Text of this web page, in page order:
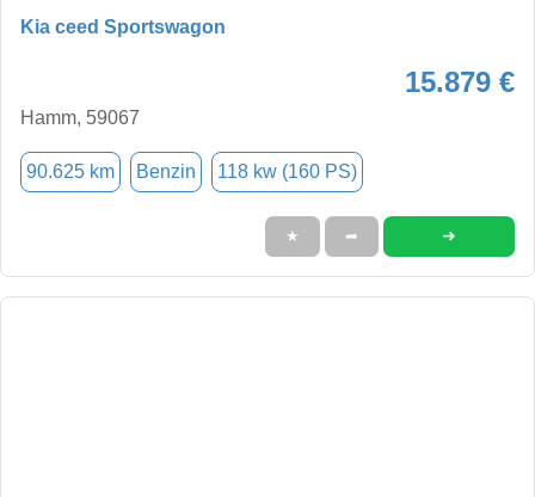
Kia ceed Sportswagon
15.879 €
Hamm, 59067
90.625 km Benzin 118 kw (160 PS)
★ ➦ ➜